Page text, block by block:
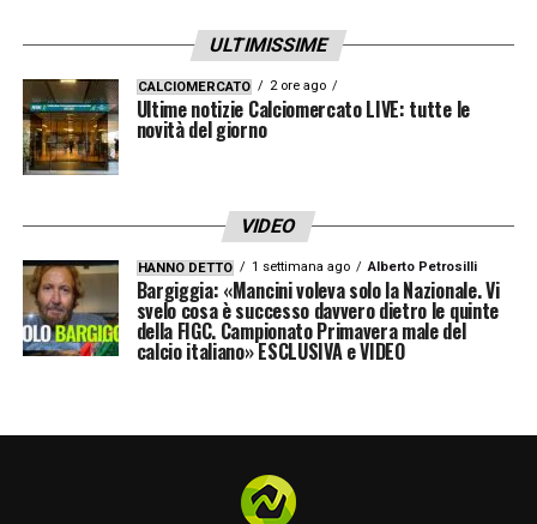
ULTIMISSIME
CALCIOMERCATO 2 ore ago
Ultime notizie Calciomercato LIVE: tutte le
novità del giorno
VIDEO
HANNO DETTO 1 settimana ago Alberto Petrosilli
Bargiggia: «Mancini voleva solo la Nazionale. Vi
svelo cosa è successo davvero dietro le quinte
della FIGC. Campionato Primavera male del
calcio italiano» ESCLUSIVA e VIDEO